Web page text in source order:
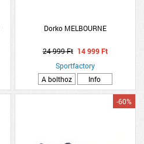
Dorko MELBOURNE
24 999 Ft 14 999 Ft
Sportfactory
A bolthoz
Info
-60%